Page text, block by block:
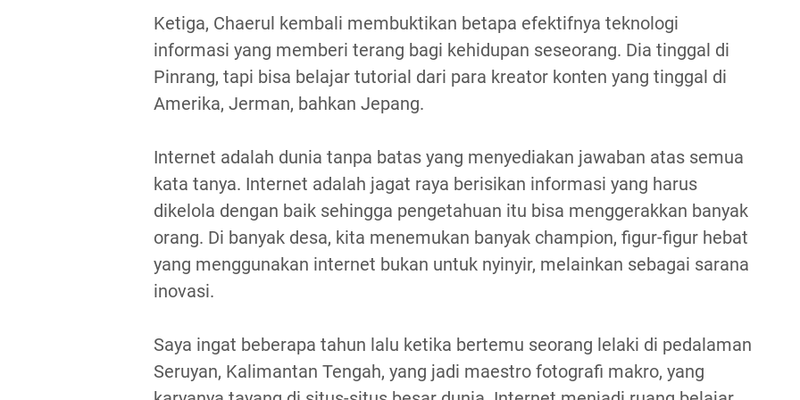
Ketiga, Chaerul kembali membuktikan betapa efektifnya teknologi
informasi yang memberi terang bagi kehidupan seseorang. Dia tinggal di
Pinrang, tapi bisa belajar tutorial dari para kreator konten yang tinggal di
Amerika, Jerman, bahkan Jepang.
Internet adalah dunia tanpa batas yang menyediakan jawaban atas semua
kata tanya. Internet adalah jagat raya berisikan informasi yang harus
dikelola dengan baik sehingga pengetahuan itu bisa menggerakkan banyak
orang. Di banyak desa, kita menemukan banyak champion, figur-figur hebat
yang menggunakan internet bukan untuk nyinyir, melainkan sebagai sarana
inovasi.
Saya ingat beberapa tahun lalu ketika bertemu seorang lelaki di pedalaman
Seruyan, Kalimantan Tengah, yang jadi maestro fotografi makro, yang